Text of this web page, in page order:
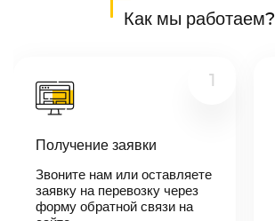
менеджер-
свяжется с
вами,
согласует
детали
Как мы работаем?
1
Получение заявки
Звоните нам или оставляете
заявку на перевозку через
форму обратной связи на